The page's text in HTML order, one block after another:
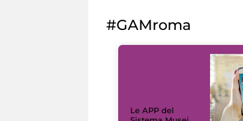
#GAMroma
Le APP del